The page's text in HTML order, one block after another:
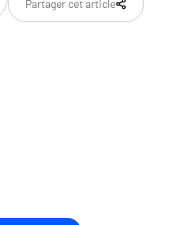
Partager cet article